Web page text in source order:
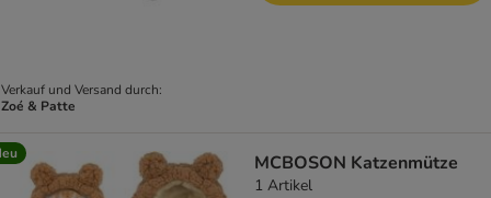
Verkauf und Versand durch:
Zoé & Patte
MCBOSON Katzenmütze
1 Artikel